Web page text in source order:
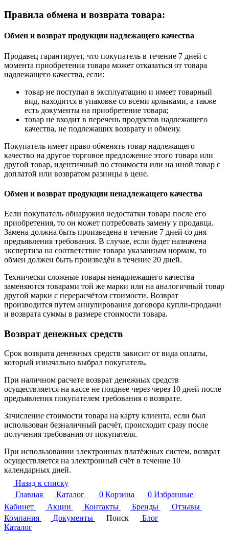
Правила обмена и возврата товара:
Обмен и возврат продукции надлежащего качества
Продавец гарантирует, что покупатель в течение 7 дней с
момента приобретения товара может отказаться от товара
надлежащего качества, если:
товар не поступал в эксплуатацию и имеет товарный
вид, находится в упаковке со всеми ярлыками, а также
есть документы на приобретение товара;
товар не входит в перечень продуктов надлежащего
качества, не подлежащих возврату и обмену.
Покупатель имеет право обменять товар надлежащего
качество на другое торговое предложение этого товара или
другой товар, идентичный по стоимости или на иной товар с
доплатой или возвратом разницы в цене.
Обмен и возврат продукции ненадлежащего качества
Если покупатель обнаружил недостатки товара после его
приобретения, то он может потребовать замену у продавца.
Замена должна быть произведена в течение 7 дней со дня
предъявления требования. В случае, если будет назначена
экспертиза на соответствие товара указанным нормам, то
обмен должен быть произведён в течение 20 дней.
Технически сложные товары ненадлежащего качества
заменяются товарами той же марки или на аналогичный товар
другой марки с перерасчётом стоимости. Возврат
производится путем аннулирования договора купли-продажи
и возврата суммы в размере стоимости товара.
Возврат денежных средств
Срок возврата денежных средств зависит от вида оплаты,
который изначально выбрал покупатель.
При наличном расчете возврат денежных средств
осуществляется на кассе не позднее через через 10 дней после
предъявления покупателем требования о возврате.
Зачисление стоимости товара на карту клиента, если был
использован безналичный расчёт, происходит сразу после
получения требования от покупателя.
При использовании электронных платёжных систем, возврат
осуществляется на электронный счёт в течение 10
календарных дней.
Назад к списку
Главная
Каталог 0 Корзина 0 Избранные
Кабинет
Акции Контакты Бренды
Отзывы
Компания
Документы Поиск
Блог
Каталог